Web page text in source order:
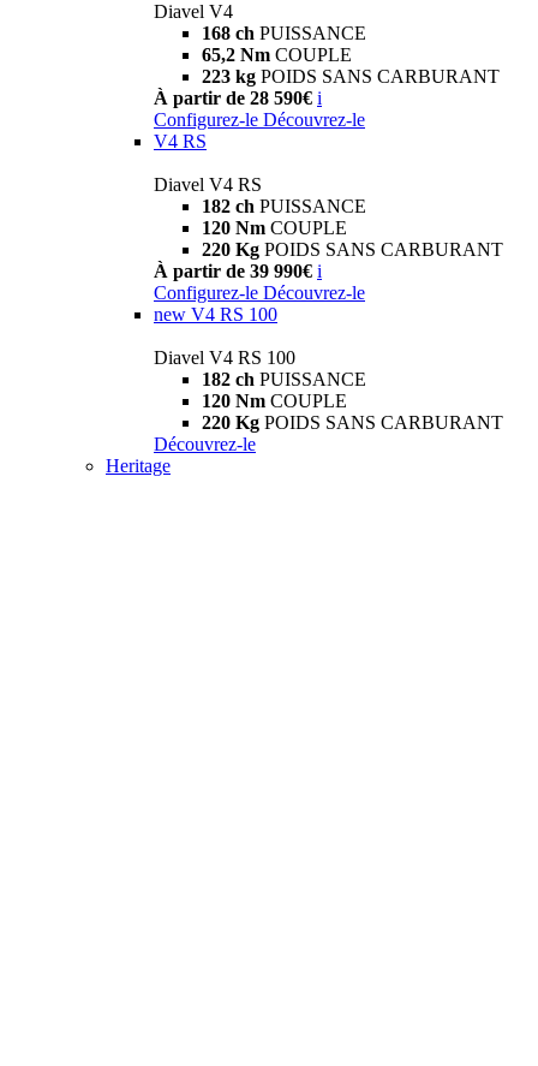
Diavel V4
168 ch PUISSANCE
65,2 Nm COUPLE
223 kg POIDS SANS CARBURANT
À partir de 28 590€ i
Configurez-le Découvrez-le
V4 RS
Diavel V4 RS
182 ch PUISSANCE
120 Nm COUPLE
220 Kg POIDS SANS CARBURANT
À partir de 39 990€ i
Configurez-le Découvrez-le
new V4 RS 100
Diavel V4 RS 100
182 ch PUISSANCE
120 Nm COUPLE
220 Kg POIDS SANS CARBURANT
Découvrez-le
Heritage